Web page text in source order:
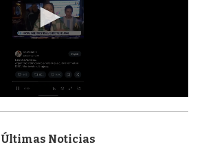
Últimas Noticias